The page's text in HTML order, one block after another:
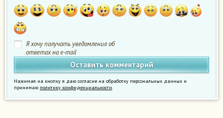
Я хочу получать уведомления об
ответах на e-mail
Нажимая на кнопку я даю согласие на обработку персональных данных и
принимаю политику конфиденциальности.